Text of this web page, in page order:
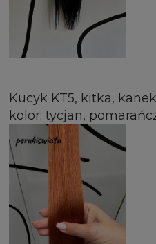
Kucyk KT5, kitka,
kolor: tycjan,